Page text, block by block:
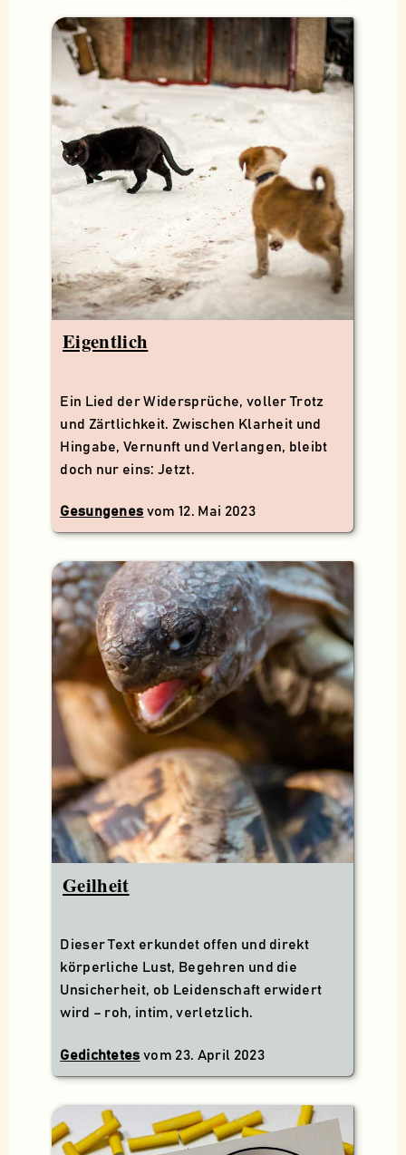
Eigentlich
Ein Lied der Widersprüche, voller Trotz
und Zärtlichkeit. Zwischen Klarheit und
Hingabe, Vernunft und Verlangen, bleibt
doch nur eins: Jetzt.
Gesungenes vom12. Mai 2023
Geilheit
Dieser Text erkundet offen und direkt
körperliche Lust, Begehren und die
Unsicherheit, ob Leidenschaft erwidert
wird – roh, intim, verletzlich.
Gedichtetes vom 23. April 2023